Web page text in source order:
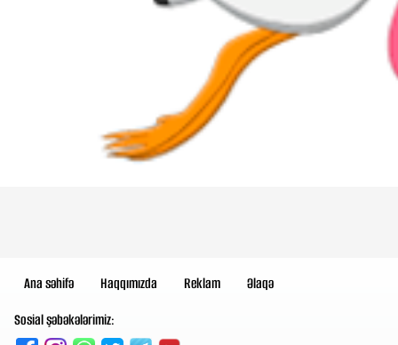
Ana səhifə Haqqımızda Reklam
Əlaqə
Sosial şəbəkələrimiz: